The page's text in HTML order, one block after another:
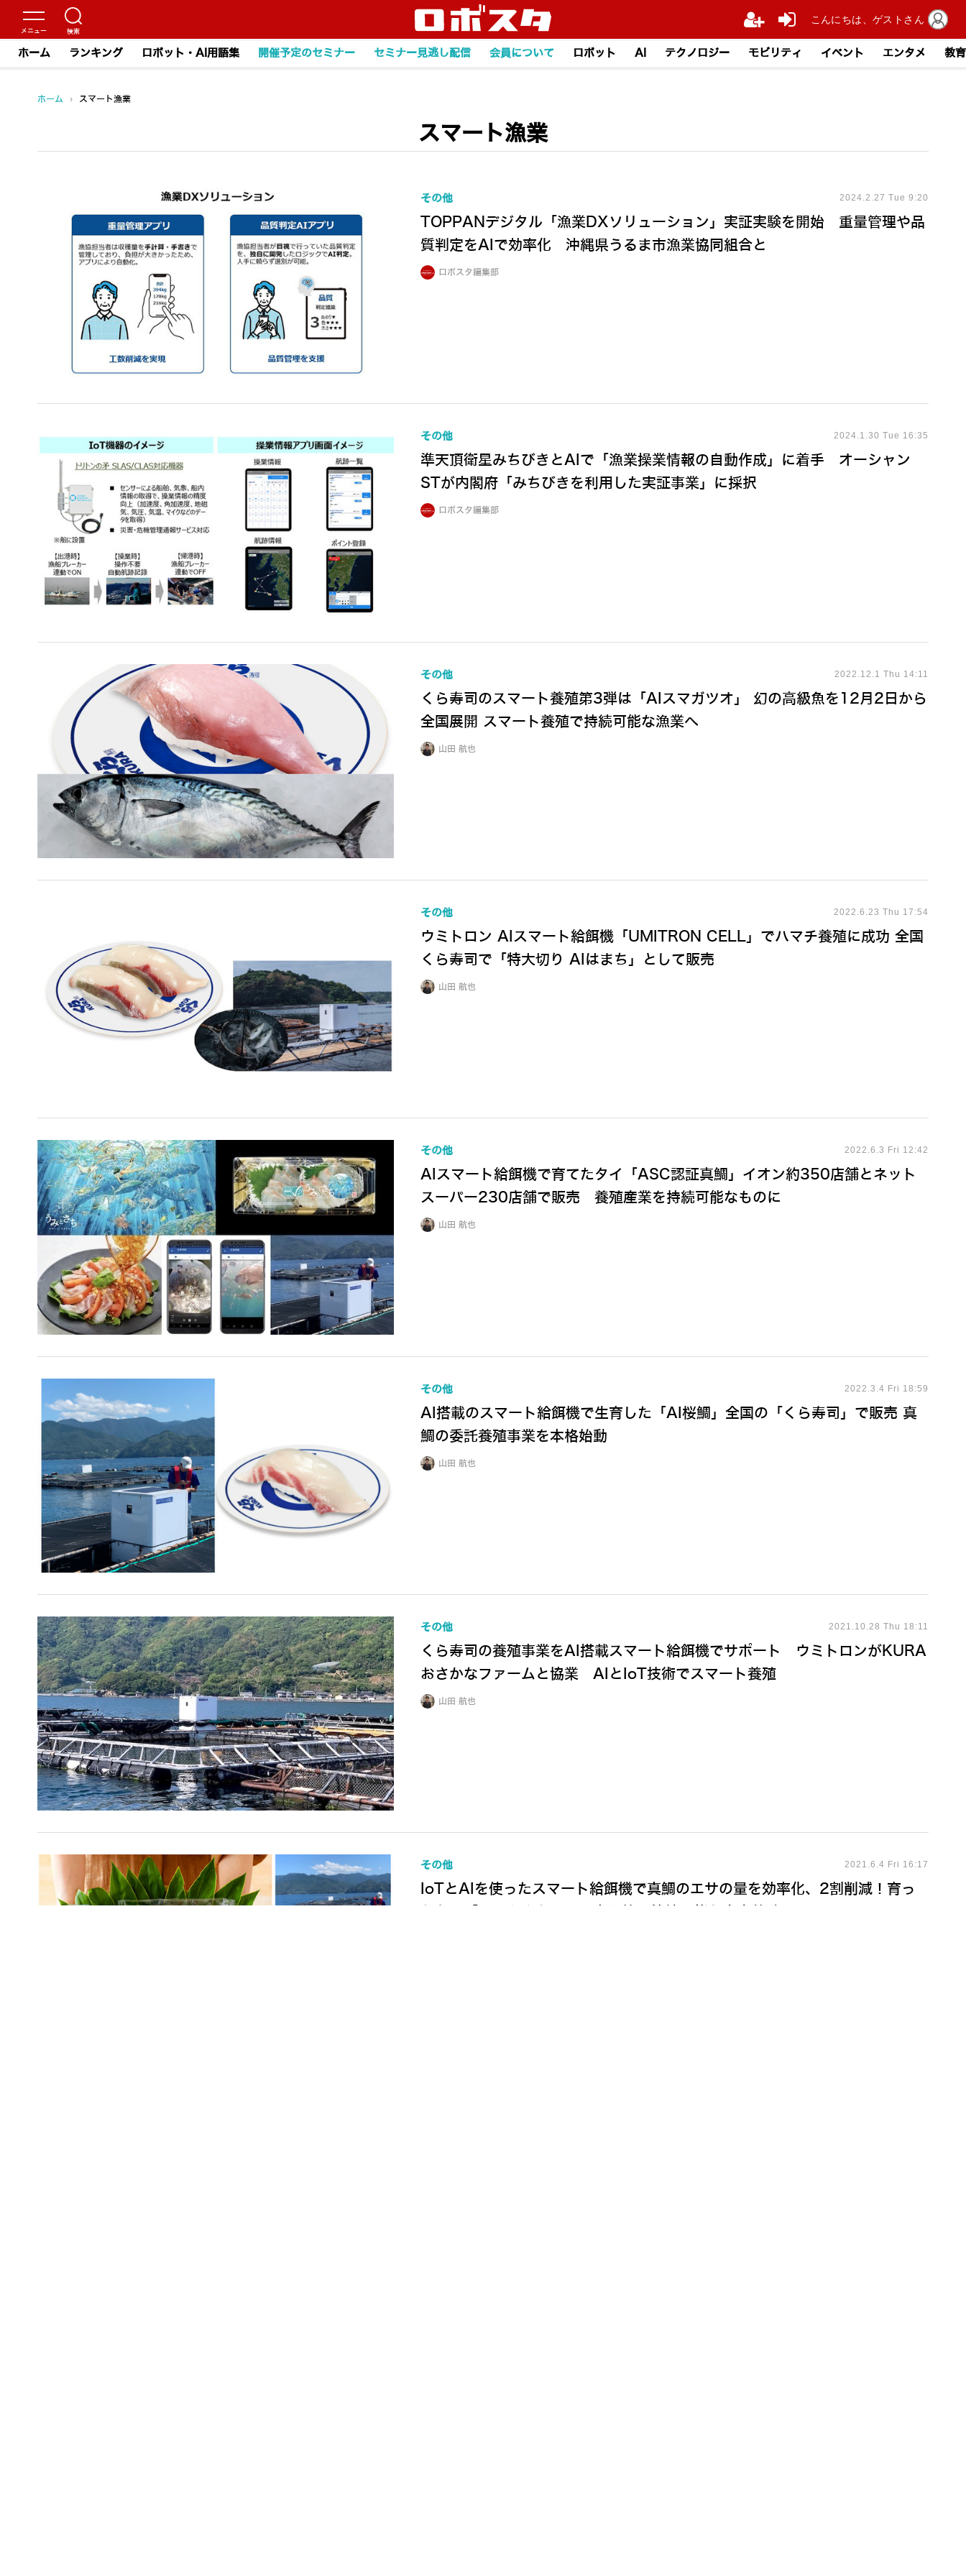
ホーム ランキング ロボット・AI用語集 開催予定のセミナー セミナー見逃し配信 会員について ロボット AI テクノロジー モビリティ イベント エンタメ 教育
ホーム › スマート漁業
スマート漁業
その他 2024.2.27 Tue 9:20
TOPPANデジタル「漁業DXソリューション」実証実験を開始 重量管理や品
質判定をAIで効率化 沖縄県うるま市漁業協同組合と
ロボスタ編集部
その他 2024.1.30 Tue 16:35
準天頂衛星みちびきとAIで「漁業操業情報の自動作成」に着手 オーシャン
STが内閣府「みちびきを利用した実証事業」に採択
ロボスタ編集部
その他 2022.12.1 Thu 14:11
くら寿司のスマート養殖第3弾は「AIスマガツオ」 幻の高級魚を12月2日から
全国展開 スマート養殖で持続可能な漁業へ
山田 航也
その他 2022.6.23 Thu 17:54
ウミトロン AIスマート給餌機「UMITRON CELL」でハマチ養殖に成功 全国
くら寿司で「特大切り AIはまち」として販売
山田 航也
その他 2022.6.3 Fri 12:42
AIスマート給餌機で育てたタイ「ASC認証真鯛」イオン約350店舗とネット
スーパー230店舗で販売 養殖産業を持続可能なものに
山田 航也
その他 2022.3.4 Fri 18:59
AI搭載のスマート給餌機で生育した「AI桜鯛」全国の「くら寿司」で販売 真
鯛の委託養殖事業を本格始動
山田 航也
その他 2021.10.28 Thu 18:11
くら寿司の養殖事業をAI搭載スマート給餌機でサポート ウミトロンがKURA
おさかなファームと協業 AIとIoT技術でスマート養殖
山田 航也
その他 2021.6.4 Fri 16:17
IoTとAIを使ったスマート給餌機で真鯛のエサの量を効率化、2割削減！育っ
こんにちは、ゲストさん